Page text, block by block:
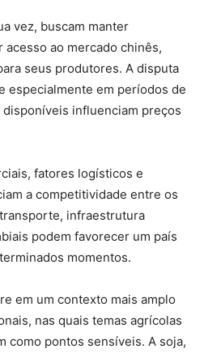
vez, buscam manter
ao mercado chinês,
seus produtores. A disputa
especialmente em períodos de
influenciam preços
fatores logísticos e
a competitividade entre os
infraestrutura
podem favorecer um país
momentos.
em um contexto mais amplo
nas quais temas agrícolas
como pontos sensíveis. A soja,